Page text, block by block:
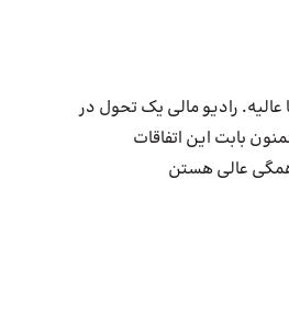
رادیو مالی یک تحول در
بابت این اتفاقات
عالی هستن